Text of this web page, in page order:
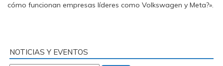
cómo funcionan empresas líderes como Volkswagen y Meta?».
NOTICIAS Y EVENTOS